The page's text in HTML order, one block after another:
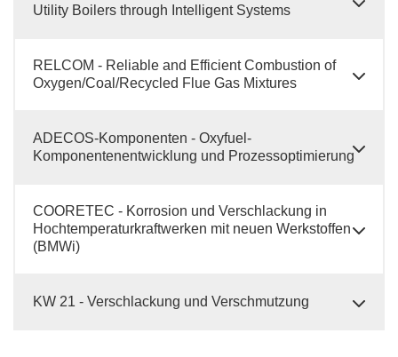
Utility Boilers through Intelligent Systems
RELCOM - Reliable and Efficient Combustion of
Oxygen/Coal/Recycled Flue Gas Mixtures
ADECOS-Komponenten - Oxyfuel-
Komponentenentwicklung und Prozessoptimierung
COORETEC - Korrosion und Verschlackung in
Hochtemperaturkraftwerken mit neuen Werkstoffen
(BMWi)
KW 21 - Verschlackung und Verschmutzung